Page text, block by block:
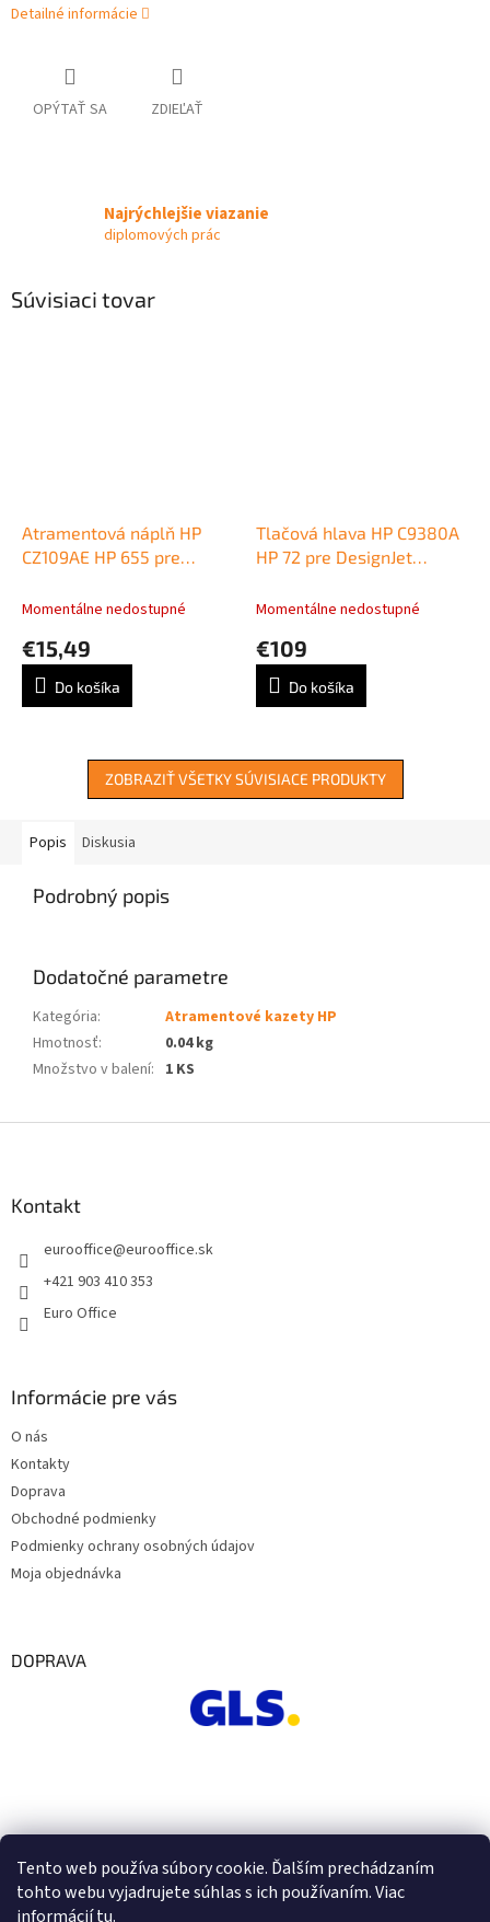
Tento web používa súbory cookie. Ďalším prechádzaním
tohto webu vyjadrujete súhlas s ich používaním. Viac
informáciítu.
Detailné informácie
OPÝTAŤ SA ZDIEĽAŤ
Najrýchlejšie viazanie
diplomových prác
Súvisiaci tovar
Atramentová náplň HP
CZ109AE HP 655 pre
3525/4615/4625/5525
Momentálne nedostupné
€15,49
Do košíka
Tlačová hlava HP C9380A
HP 72 pre DesignJet
grey/photo black
Momentálne nedostupné
€109
Do košíka
ZOBRAZIŤ VŠETKY SÚVISIACE PRODUKTY
Popis Diskusia
Podrobný popis
Dodatočné parametre
Kategória:
Atramentové kazety HP
Hmotnosť:
0.04 kg
Množstvo v balení: 1 KS
Kontakt
eurooffice@eurooffice.sk
+421 903 410 353
Euro Office
Informácie pre vás
O nás
Kontakty
Doprava
Obchodné podmienky
Podmienky ochrany osobných údajov
Moja objednávka
DOPRAVA